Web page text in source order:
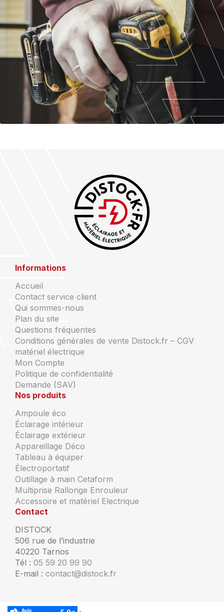
Informations
Accueil
Contact service client
Qui sommes-nous
Plan du site
Questions fréquentes
Conditions générales de vente Distock.fr – CGV
matériel électrique
Mon Compte
Politique de confidentialité
Demande (SAV)
Nos produits
Ampoule éco
Éclairage intérieur
Éclairage extérieur
Appareillage Déco
Tableau à équiper
Électroportatif
Outillage à main Cetaform
Multiprise Rallonge Enrouleur
Accessoire et matériel Electrique
Contact
DISTOCK
506 rue de l’industrie
40220 Tarnos
Tél : 05 59 20 99 90
E-mail : contact@distock.fr